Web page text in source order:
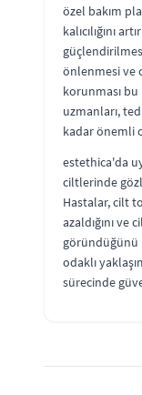
özel bakım
kalıcılığını
önlenmesi ve
korunması
uzmanları,
kadar önemli
estethica'da
ciltlerinde
Hastalar, cilt
azaldığını ve
göründüğünü
odaklı
sürecinde